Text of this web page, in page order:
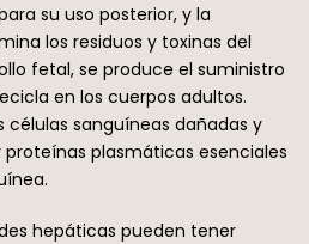
su uso posterior, y la
los residuos y toxinas del
fetal, se produce el suministro
en los cuerpos adultos.
sanguíneas dañadas y
plasmáticas esenciales
hepáticas pueden tener